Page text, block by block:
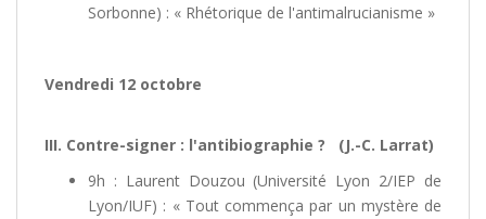
Sorbonne) : « Rhétorique de l'antimalrucianisme »
Vendredi 12 octobre
III. Contre-signer : l'antibiographie ? (J.-C. Larrat)
9h : Laurent Douzou (Université Lyon 2/IEP de
Lyon/IUF) : « Tout commença par un mystère de